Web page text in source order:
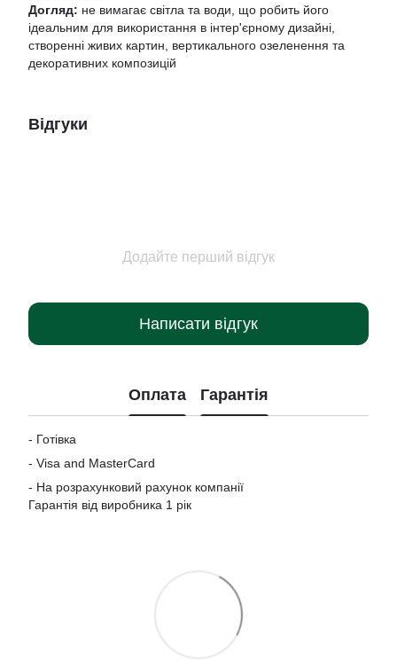
Догляд: не вимагає світла та води, що робить його
ідеальним для використання в інтер'єрному дизайні,
створенні живих картин, вертикального озеленення та
декоративних композицій
Відгуки
Додайте перший відгук
Написати відгук
Оплата Гарантія
- Готівка
- Visa and MasterCard
- На розрахунковий рахунок компанії
Гарантія від виробника 1 рік